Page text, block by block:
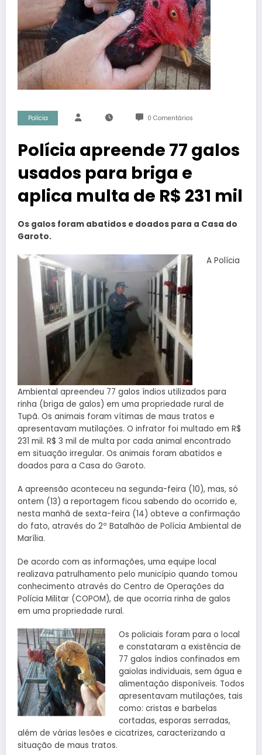
Polícia 0 Comentários
Polícia apreende 77 galos
usados para briga e
aplica multa de R$ 231 mil
Os galos foram abatidos e doados para a Casa do
Garoto.
A Polícia
Ambiental apreendeu 77 galos índios utilizados para
rinha (briga de galos) em uma propriedade rural de
Tupã. Os animais foram vítimas de maus tratos e
apresentavam mutilações. O infrator foi multado em R$
231 mil. R$ 3 mil de multa por cada animal encontrado
em situação irregular. Os animais foram abatidos e
doados para a Casa do Garoto.
A apreensão aconteceu na segunda-feira (10), mas, só
ontem (13) a reportagem ficou sabendo do ocorrido e,
nesta manhã de sexta-feira (14) obteve a confirmação
do fato, através do 2º Batalhão de Polícia Ambiental de
Marília.
De acordo com as informações, uma equipe local
realizava patrulhamento pelo município quando tomou
conhecimento através do Centro de Operações da
Polícia Militar (COPOM), de que ocorria rinha de galos
em uma propriedade rural.
Os policiais foram para o local
e constataram a existência de
77 galos índios confinados em
gaiolas individuais, sem água e
alimentação disponíveis. Todos
apresentavam mutilações, tais
como: cristas e barbelas
cortadas, esporas serradas,
além de várias lesões e cicatrizes, caracterizando a
situação de maus tratos.